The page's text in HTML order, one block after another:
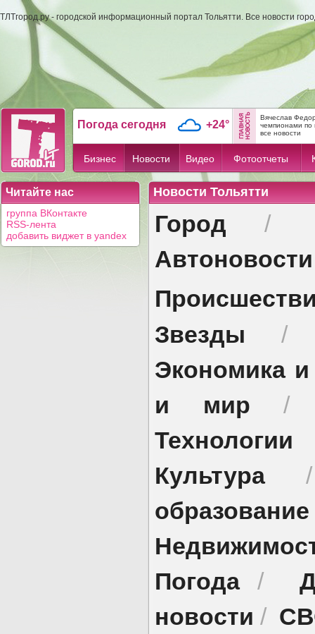
ТЛТгород.ру - городской информационный портал Тольятти. Все новости
Погода сегодня +24°
Вячеслав
чемпионами по
все новости
Бизнес Новости Видео Фотоотчеты
Читайте нас
группа ВКонтакте
RSS-лента
добавить виджет в yandex
Новости Тольятти
Город /
Автоновости
Звезды
Экономика
и мир
Технологии
Культура
образование
Погода/
новости /